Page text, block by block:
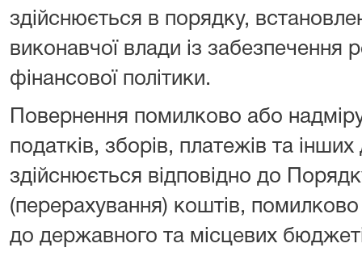
здійснюється в порядку,
виконавчої влади із забезпечення
фінансової політики.
Повернення помилково або
податків, зборів, платежів та
здійснюється відповідно до
(перерахування) коштів,
до державного та місцевих